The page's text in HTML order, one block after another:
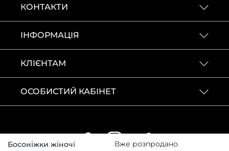
Босоніжки жіночі Вже розпродано
КОНТАКТИ
ІНФОРМАЦІЯ
КЛІЄНТАМ
ОСОБИСТИЙ КАБІНЕТ